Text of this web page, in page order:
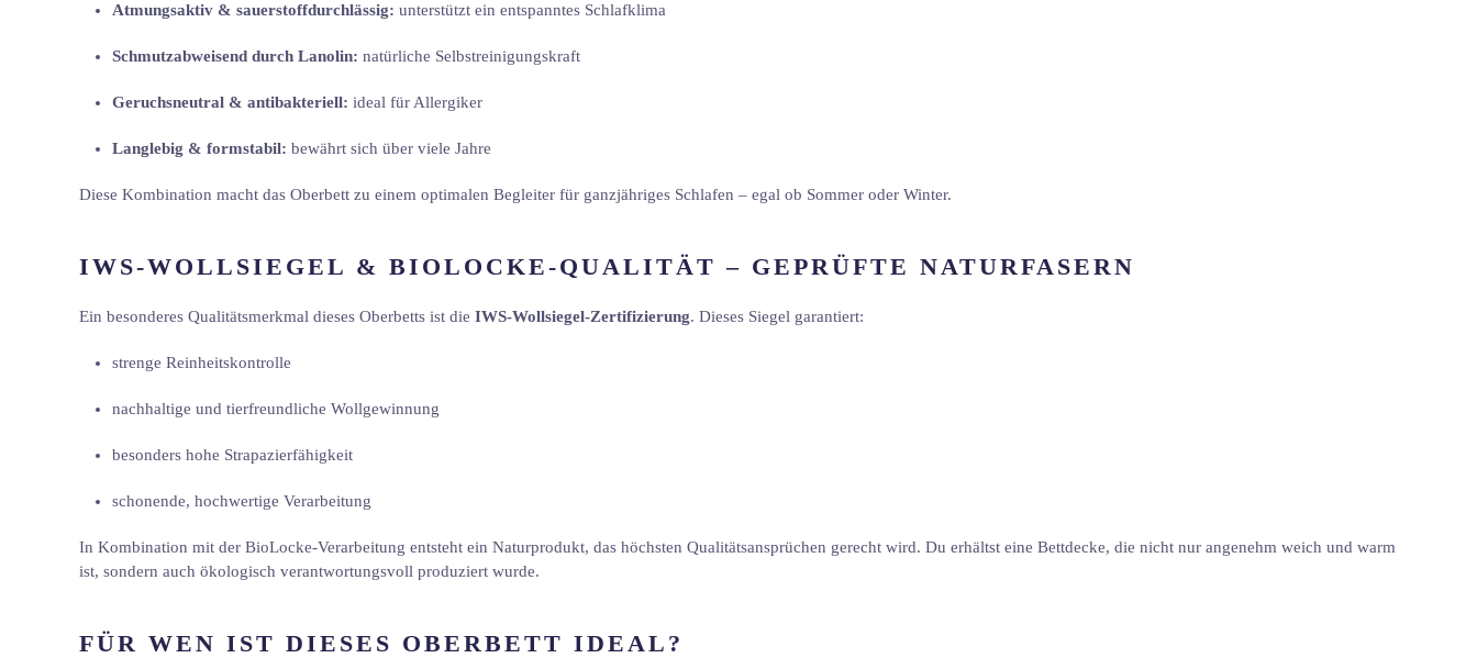
Atmungsaktiv & sauerstoffdurchlässig: unterstützt ein entspanntes Schlafklima
Schmutzabweisend durch Lanolin: natürliche Selbstreinigungskraft
Geruchsneutral & antibakteriell: ideal für Allergiker
Langlebig & formstabil: bewährt sich über viele Jahre
Diese Kombination macht das Oberbett zu einem optimalen Begleiter für ganzjähriges Schlafen – egal ob Sommer oder Winter.
IWS-WOLLSIEGEL & BIOLOCKE-QUALITÄT – GEPRÜFTE NATURFASERN
Ein besonderes Qualitätsmerkmal dieses Oberbetts ist die IWS-Wollsiegel-Zertifizierung. Dieses Siegel garantiert:
strenge Reinheitskontrolle
nachhaltige und tierfreundliche Wollgewinnung
besonders hohe Strapazierfähigkeit
schonende, hochwertige Verarbeitung
In Kombination mit der BioLocke-Verarbeitung entsteht ein Naturprodukt, das höchsten Qualitätsansprüchen gerecht wird. Du erhältst eine Bettdecke, die nicht nur angenehm weich und warm
ist, sondern auch ökologisch verantwortungsvoll produziert wurde.
FÜR WEN IST DIESES OBERBETT IDEAL?